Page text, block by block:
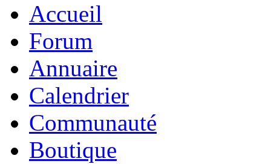
Accueil
Forum
Annuaire
Calendrier
Communauté
Boutique